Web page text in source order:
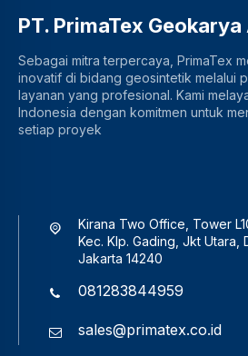
PT. PrimaTex
Sebagai mitra terpercaya, PrimaTex
inovatif di bidang geosintetik melalui
layanan yang profesional. Kami
Indonesia dengan komitmen untuk
setiap proyek
Kirana Two Office, Tower
Kec. Klp. Gading, Jkt Utara,
Jakarta 14240
081283844959
sales@primatex.co.id